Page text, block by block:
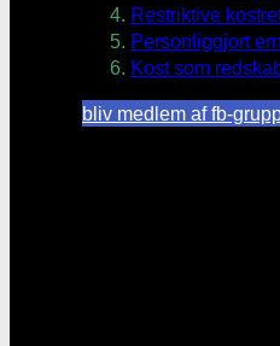
Restriktive
Personliggjort
Kost som
bliv medlem af fb-